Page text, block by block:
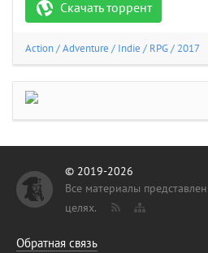
Скачать торрент
Action/Adventure / Indie / RPG/ 2017
© 2019-2026
Все материалы
целях.
Обратная связь